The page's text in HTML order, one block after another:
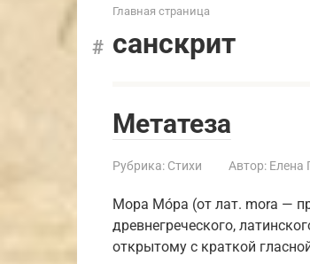
Главная страница
санскрит
Метатеза
Рубрика: Стихи Автор: Елена
Мора Мо́ра (от лат. mora —
древнегреческого,
открытому с краткой